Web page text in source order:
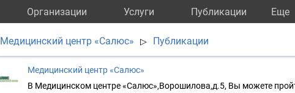
Организации Услуги Публикации Eще
Медицинский центр «Салюс» ▷ Публикации
Медицинский центр «Салюс»
В Медицинском центре «Салюс»,Ворошилова,д.5, Вы можете